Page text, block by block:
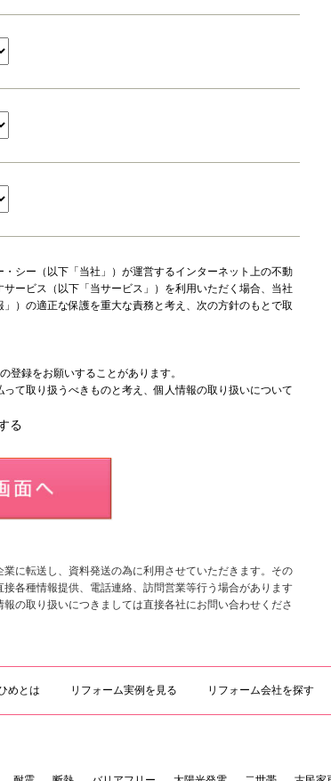
シー（以下「当社」）が運営するインターネット上の不動
ービス（以下「当サービス」）を利用いただく場合、当社
）の適正な保護を重大な責務と考え、次の方針のもとで取
録をお願いすることがあります。
て取り扱うべきものと考え、個人情報の取り扱いについて
者の個人情報を第三者に提供することはありません。
、各種調査
る
に転送し、資料発送の為に利用させていただきます。その
各種情報提供、電話連絡、訪問営業等行う場合があります
の取り扱いにつきましては直接各社にお問い合わせくださ
めとは リフォーム実例を見る リフォーム会社を探す